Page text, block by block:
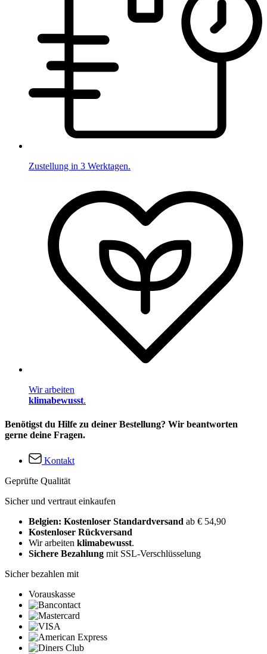
Zustellung in 3 Werktagen.
Wir arbeiten
klimabewusst.
Benötigst du Hilfe zu deiner Bestellung? Wir beantworten
gerne deine Fragen.
Kontakt
Geprüfte Qualität
Sicher und vertraut einkaufen
Belgien: Kostenloser Standardversand ab € 54,90
Kostenloser Rückversand
Wir arbeiten klimabewusst.
Sichere Bezahlung mit SSL-Verschlüsselung
Sicher bezahlen mit
Vorauskasse